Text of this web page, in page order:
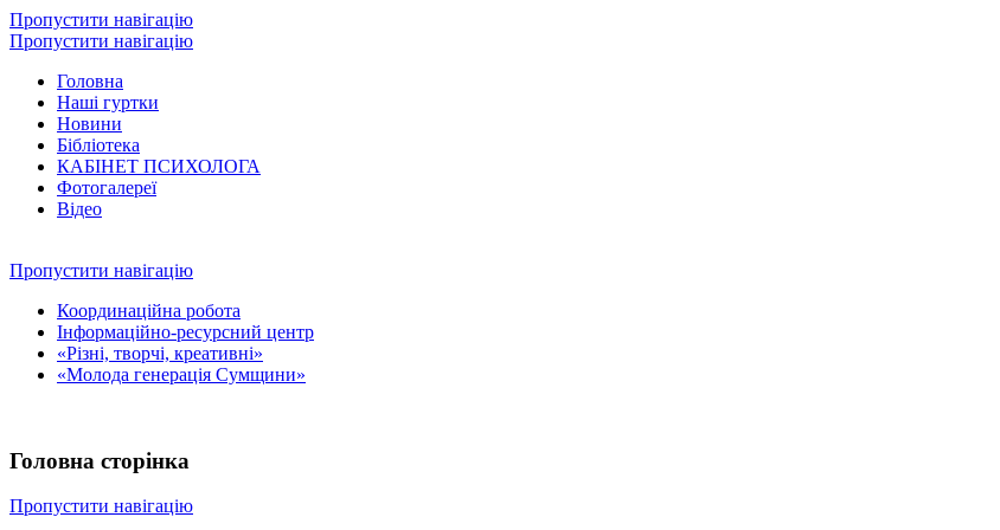
Пропустити навігацію
Пропустити навігацію
Головна
Наші гуртки
Новини
Бібліотека
КАБІНЕТ ПСИХОЛОГА
Фотогалереї
Відео
Пропустити навігацію
Координаційна робота
Інформаційно-ресурсний центр
«Різні, творчі, креативні»
«Молода генерація Сумщини»
Головна сторінка
Пропустити навігацію